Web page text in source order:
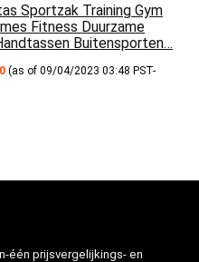
Sportzak Training Gym
Fitness Duurzame
Buitensporten…
(as of 09/04/2023 03:48 PST-
één prijsvergelijkings- en